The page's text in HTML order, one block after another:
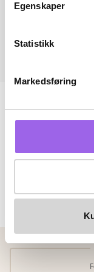
Egenskaper
Statistikk
Markedsføring